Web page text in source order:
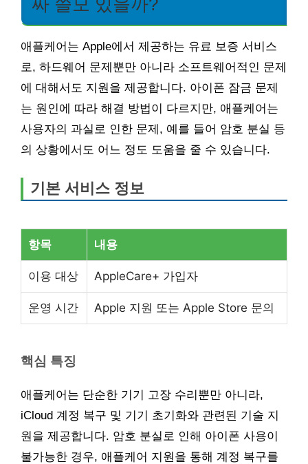
애플케어는 Apple에서 제공하는 유료 보증 서비스
로, 하드웨어 문제뿐만 아니라 소프트웨어적인 문제
에 대해서도 지원을 제공합니다. 아이폰 잠금 문제
는 원인에 따라 해결 방법이 다르지만, 애플케어는
사용자의 과실로 인한 문제, 예를 들어 암호 분실 등
의 상황에서도 어느 정도 도움을 줄 수 있습니다.
기본 서비스 정보
항목 내용
이용 대상 AppleCare+ 가입자
운영 시간 Apple 지원 또는 Apple Store 문의
핵심 특징
애플케어는 단순한 기기 고장 수리뿐만 아니라,
iCloud 계정 복구 및 기기 초기화와 관련된 기술 지
원을 제공합니다. 암호 분실로 인해 아이폰 사용이
불가능한 경우, 애플케어 지원을 통해 계정 복구를